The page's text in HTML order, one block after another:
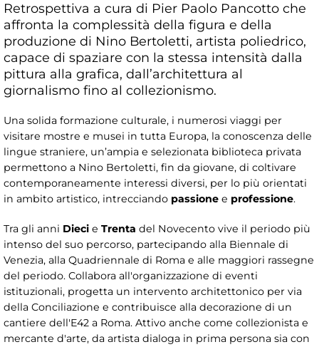
Retrospettiva a cura di Pier Paolo Pancotto che
affronta la complessità della figura e della
produzione di Nino Bertoletti, artista poliedrico,
capace di spaziare con la stessa intensità dalla
pittura alla grafica, dall’architettura al
giornalismo fino al collezionismo.
Una solida formazione culturale, i numerosi viaggi per
visitare mostre e musei in tutta Europa, la conoscenza delle
lingue straniere, un’ampia e selezionata biblioteca privata
permettono a Nino Bertoletti, fin da giovane, di coltivare
contemporaneamente interessi diversi, per lo più orientati
in ambito artistico, intrecciando passione e professione.
Tra gli anni Dieci e Trenta del Novecento vive il periodo più
intenso del suo percorso, partecipando alla Biennale di
Venezia, alla Quadriennale di Roma e alle maggiori rassegne
del periodo. Collabora all'organizzazione di eventi
istituzionali, progetta un intervento architettonico per via
della Conciliazione e contribuisce alla decorazione di un
cantiere dell'E42 a Roma. Attivo anche come collezionista e
mercante d'arte, da artista dialoga in prima persona sia con